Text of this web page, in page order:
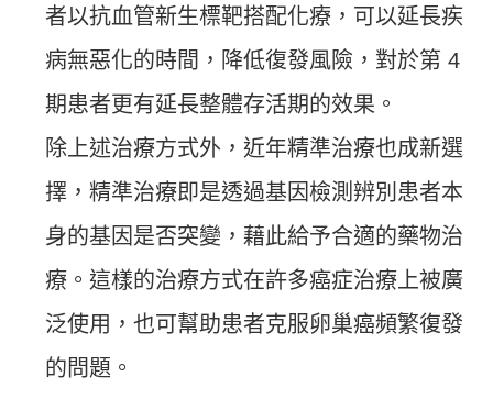
者以抗血管新生標靶搭配化療，可以延長疾
病無惡化的時間，降低復發風險，對於第 4
期患者更有延長整體存活期的效果。
除上述治療方式外，近年精準治療也成新選
擇，精準治療即是透過基因檢測辨別患者本
身的基因是否突變，藉此給予合適的藥物治
療。這樣的治療方式在許多癌症治療上被廣
泛使用，也可幫助患者克服卵巢癌頻繁復發
的問題。